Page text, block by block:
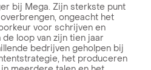
bij Mega. Zijn sterkste punt
ongeacht het
voor schrijven en
loop van zijn tien jaar
bedrijven geholpen bij
het produceren